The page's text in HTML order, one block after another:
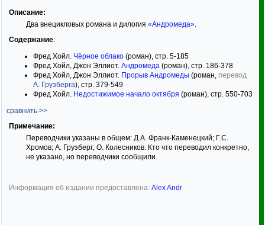
Описание:
Два внецикловых романа и дилогия «Андромеда».
Содержание:
Фред Хойл. Чёрное облако (роман), стр. 5-185
Фред Хойл, Джон Эллиот. Андромеда (роман), стр. 186-378
Фред Хойл, Джон Эллиот. Прорыв Андромеды (роман, перевод
А. Грузберга), стр. 379-549
Фред Хойл. Недостижимое начало октября (роман), стр. 550-703
сравнить >>
Примечание:
Переводчики указаны в общем: Д.А. Франк-Каменецкий; Г.С.
Хромов; А. Грузберг; О. Колесников. Кто что переводил конкретно,
не указано, но переводчики сообщили.
Информация об издании предоставлена: Alex Andr